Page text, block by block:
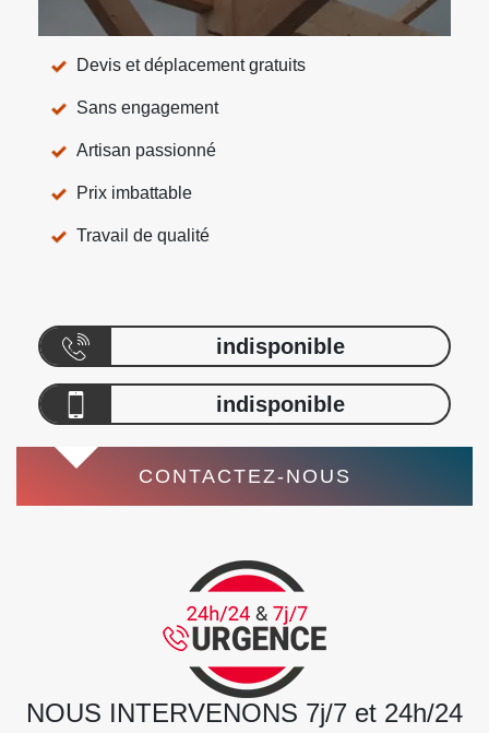
Devis et déplacement gratuits
Sans engagement
Artisan passionné
Prix imbattable
Travail de qualité
indisponible
indisponible
CONTACTEZ-NOUS
NOUS INTERVENONS 7j/7 et 24h/24